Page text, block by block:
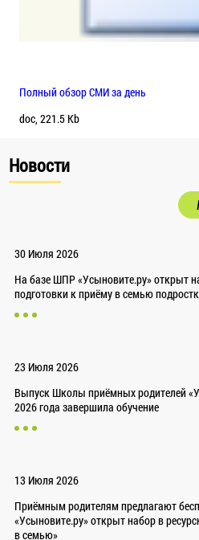
Полный обзор СМИ за день
doc, 221.5 Kb
Новости
30 Июля 2026
На базе ШПР «Усыновите.ру» открыт
подготовки к приёму в семью
23 Июля 2026
Выпуск Школы приёмных родителей
2026 года завершила обучение
13 Июля 2026
Приёмным родителям предлагают
«Усыновите.ру» открыт набор в
в семью»